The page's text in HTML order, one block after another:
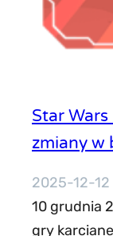
Star
zmiany w
2025-12-12
10 grudnia
gry